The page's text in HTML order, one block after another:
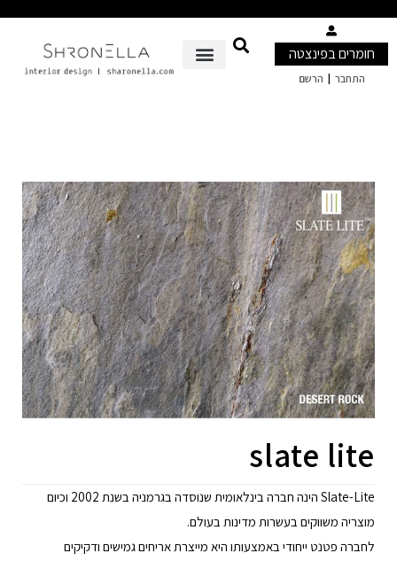
חומרים בפינצטה
התחבר | הרשם
slate lite
Slate-Lite הינה חברה בינלאומית שנוסדה בגרמניה בשנת 2002 וכיום
מוצריה משווקים בעשרות מדינות בעולם.
לחברה פטנט ייחודי באמצעותו היא מייצרת אריחים גמישים ודקיקים